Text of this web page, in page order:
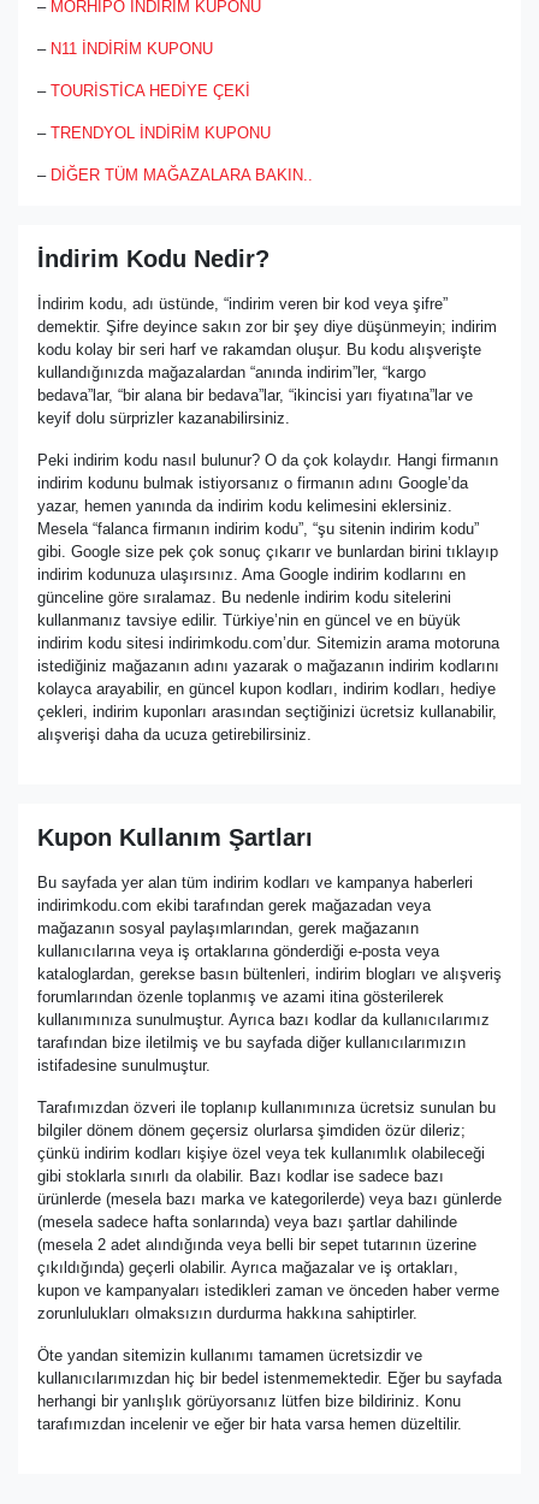
– MORHİPO İNDİRİM KUPONU
– N11 İNDİRİM KUPONU
– TOURİSTİCA HEDİYE ÇEKİ
– TRENDYOL İNDİRİM KUPONU
– DİĞER TÜM MAĞAZALARA BAKIN..
İndirim Kodu Nedir?
İndirim kodu, adı üstünde, “indirim veren bir kod veya şifre”
demektir. Şifre deyince sakın zor bir şey diye düşünmeyin; indirim
kodu kolay bir seri harf ve rakamdan oluşur. Bu kodu alışverişte
kullandığınızda mağazalardan “anında indirim”ler, “kargo
bedava”lar, “bir alana bir bedava”lar, “ikincisi yarı fiyatına”lar ve
keyif dolu sürprizler kazanabilirsiniz.
Peki indirim kodu nasıl bulunur? O da çok kolaydır. Hangi firmanın
indirim kodunu bulmak istiyorsanız o firmanın adını Google’da
yazar, hemen yanında da indirim kodu kelimesini eklersiniz.
Mesela “falanca firmanın indirim kodu”, “şu sitenin indirim kodu”
gibi. Google size pek çok sonuç çıkarır ve bunlardan birini tıklayıp
indirim kodunuza ulaşırsınız. Ama Google indirim kodlarını en
günceline göre sıralamaz. Bu nedenle indirim kodu sitelerini
kullanmanız tavsiye edilir. Türkiye’nin en güncel ve en büyük
indirim kodu sitesi indirimkodu.com’dur. Sitemizin arama motoruna
istediğiniz mağazanın adını yazarak o mağazanın indirim kodlarını
kolayca arayabilir, en güncel kupon kodları, indirim kodları, hediye
çekleri, indirim kuponları arasından seçtiğinizi ücretsiz kullanabilir,
alışverişi daha da ucuza getirebilirsiniz.
Kupon Kullanım Şartları
Bu sayfada yer alan tüm indirim kodları ve kampanya haberleri
indirimkodu.com ekibi tarafından gerek mağazadan veya
mağazanın sosyal paylaşımlarından, gerek mağazanın
kullanıcılarına veya iş ortaklarına gönderdiği e-posta veya
kataloglardan, gerekse basın bültenleri, indirim blogları ve alışveriş
forumlarından özenle toplanmış ve azami itina gösterilerek
kullanımınıza sunulmuştur. Ayrıca bazı kodlar da kullanıcılarımız
tarafından bize iletilmiş ve bu sayfada diğer kullanıcılarımızın
istifadesine sunulmuştur.
Tarafımızdan özveri ile toplanıp kullanımınıza ücretsiz sunulan bu
bilgiler dönem dönem geçersiz olurlarsa şimdiden özür dileriz;
çünkü indirim kodları kişiye özel veya tek kullanımlık olabileceği
gibi stoklarla sınırlı da olabilir. Bazı kodlar ise sadece bazı
ürünlerde (mesela bazı marka ve kategorilerde) veya bazı günlerde
(mesela sadece hafta sonlarında) veya bazı şartlar dahilinde
(mesela 2 adet alındığında veya belli bir sepet tutarının üzerine
çıkıldığında) geçerli olabilir. Ayrıca mağazalar ve iş ortakları,
kupon ve kampanyaları istedikleri zaman ve önceden haber verme
zorunlulukları olmaksızın durdurma hakkına sahiptirler.
Öte yandan sitemizin kullanımı tamamen ücretsizdir ve
kullanıcılarımızdan hiç bir bedel istenmemektedir. Eğer bu sayfada
herhangi bir yanlışlık görüyorsanız lütfen bize bildiriniz. Konu
tarafımızdan incelenir ve eğer bir hata varsa hemen düzeltilir.